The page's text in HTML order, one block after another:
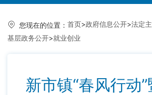
您现在的位置： 首页>政府信息公开>法定
基层政务公开>就业创业
新市镇“春风行动